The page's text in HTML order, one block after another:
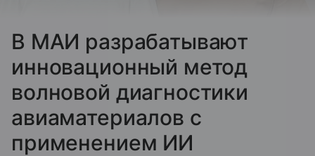
В МАИ разрабатывают
инновационный метод
волновой диагностики
авиаматериалов с
применением ИИ